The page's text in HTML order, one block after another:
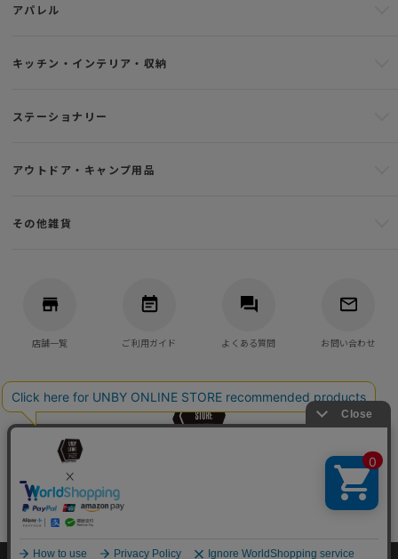
アパレル
キッチン・インテリア・収納
ステーショナリー
アウトドア・キャンプ用品
その他雑貨
店舗一覧 ご利用ガイド よくある質問 お問い合わせ